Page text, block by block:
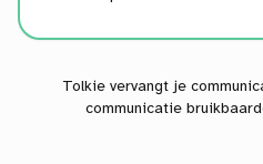
Tolkie vervangt je
communicatie